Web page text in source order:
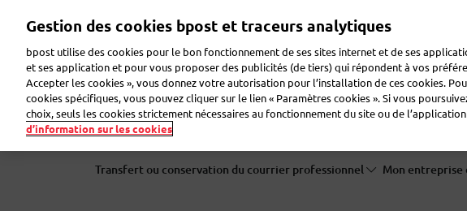
principal
Faire de la publicité Envoyer des colis Envoyer du courrier
Transfert ou conservation du courrier professionnel Mon entreprise
Gestion des cookies bpost et traceurs analytiques
bpost utilise des cookies pour le bon fonctionnement de ses sites internet et de ses
et ses application et pour vous proposer des publicités (de tiers) qui répondent à vos
Accepter les cookies », vous donnez votre autorisation pour l’installation de ces cookies.
cookies spécifiques, vous pouvez cliquer sur le lien « Paramètres cookies ». Si vous
choix, seuls les cookies strictement nécessaires au fonctionnement du site ou de
d’information sur les cookies